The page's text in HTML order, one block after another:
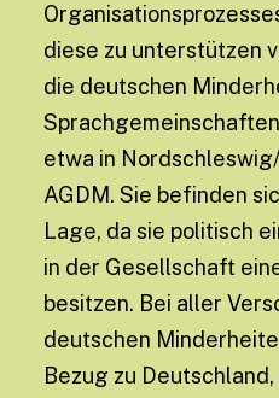
diese zu unterstützen
die deutschen
etwa in
AGDM. Sie befinden
Lage, da sie politisch
in der Gesellschaft
besitzen. Bei aller
deutschen
Bezug zu